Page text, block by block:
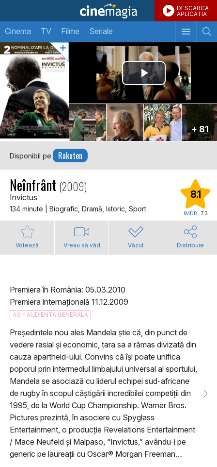
DESCARCA
APLICATIA
Cinema TV Filme Seriale
+ 81
Disponibil pe: Rakuten
Neînfrânt (2009)
Invictus
134 minute | Biografic, Dramă, Istoric, Sport
8.1
IMDB: 7.3
Votează Vreau să văd Văzut Distribuie
Premiera în România: 05.03.2010
Premiera internațională 11.12.2009
AG - AUDIENTA GENERALA
Președintele nou ales Mandela știe că, din punct de
vedere rasial și economic, țara sa a rămas divizată din
cauza apartheid-ului. Convins că își poate unifica
poporul prin intermediul limbajului universal al sportului,
Mandela se asociază cu liderul echipei sud-africane
de rugby în scopul câștigării incredibilei competiții din
1995, de la World Cup Championship. Warner Bros.
Pictures prezintă, în asociere cu Spyglass
Entertainment, o producție Revelations Entertainment
/ Mace Neufeld și Malpaso, “Invictus,” avându-i pe
generic pe laureații cu Oscar® Morgan Freeman…